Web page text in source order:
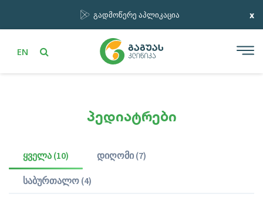
გადმოწერე აპლიკაცია x
EN
პედიატრები
ყველა (10) დიღომი (7)
საბურთალო (4)